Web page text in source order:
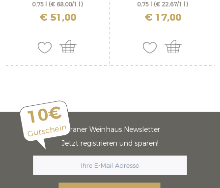
0,75 l (€ 68,00/1 l)
inkl. MwSt. zzgl. Versandkosten
€ 51,00
0,75 l (€ 22,67/1 l)
inkl. MwSt. zzgl. Versandkosten
€ 17,00
10€
GutscheinMeraner Weinhaus Newsletter
Jetzt registrieren und sparen!